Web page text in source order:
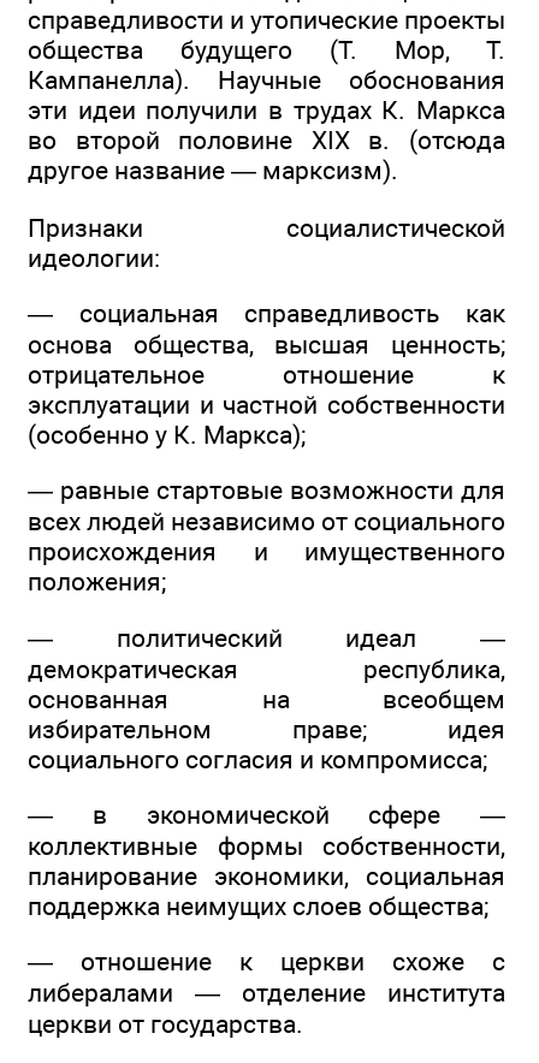
справедливости и утопические проекты
общества будущего (Т. Мор, Т.
Кампанелла). Научные обоснования
эти идеи получили в трудах К. Маркса
во второй половине XIX в. (отсюда
другое название — марксизм).
Признаки социалистической
идеологии:
— социальная справедливость как
основа общества, высшая ценность;
отрицательное отношение к
эксплуатации и частной собственности
(особенно у К. Маркса);
— равные стартовые возможности для
всех людей независимо от социального
происхождения и имущественного
положения;
— политический идеал —
демократическая республика,
основанная на всеобщем
избирательном праве; идея
социального согласия и компромисса;
— в экономической сфере —
коллективные формы собственности,
планирование экономики, социальная
поддержка неимущих слоев общества;
— отношение к церкви схоже с
либералами — отделение института
церкви от государства.